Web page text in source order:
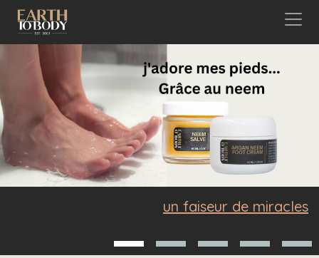
Aller au contenu principal
un faiseur de miracles